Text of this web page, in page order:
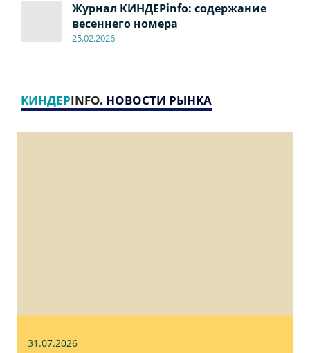
Журнал КИНДЕРinfo: содержание
весеннего номера
25.02.2026
КИНДЕРINFO. НОВОСТИ РЫНКА
31.07.2026